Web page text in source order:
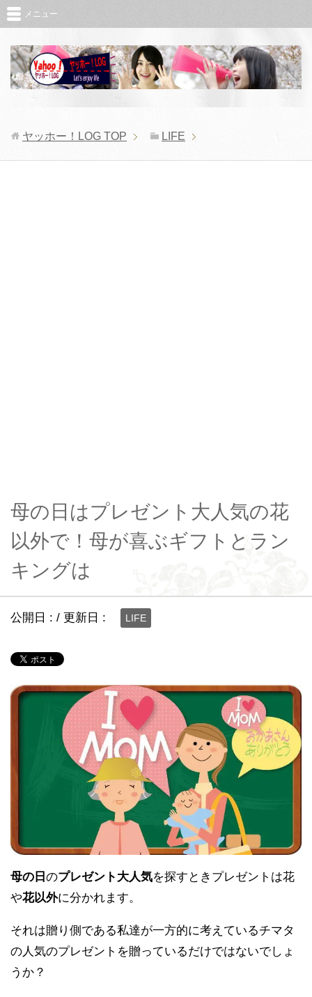
メニュー
ヤッホー！LOG TOP LIFE
母の日はプレゼント大人気の花
以外で！母が喜ぶギフトとラン
キングは
公開日 : / 更新日 : LIFE
母の日 のプレゼント大人気を探すときプレゼントは花
や花以外に分かれます。
それは贈り側である私達が一方的に考えているチマタ
の人気のプレゼントを贈っているだけではないでしょ
うか？